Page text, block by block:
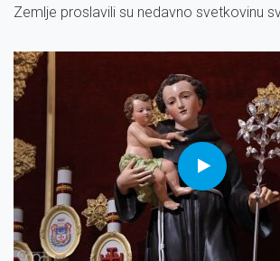
Zemlje proslavili su nedavno svetkovinu
Karema.
LATINSKI I PRAVOSLAVNI PATRIJARH U